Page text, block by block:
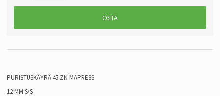
OSTA
PURISTUSKÄYRÄ 45 ZN MAPRESS
12 MM S/S